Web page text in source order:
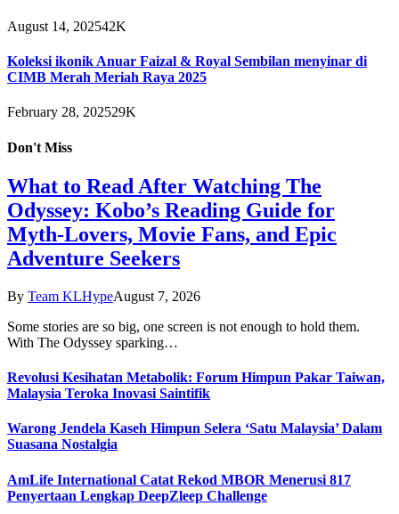
August 14, 202542K
Koleksi ikonik Anuar Faizal & Royal Sembilan menyinar di
CIMB Merah Meriah Raya 2025
February 28, 202529K
Don't Miss
What to Read After Watching The
Odyssey: Kobo’s Reading Guide for
Myth-Lovers, Movie Fans, and Epic
Adventure Seekers
By Team KLHypeAugust 7, 2026
Some stories are so big, one screen is not enough to hold them.
With The Odyssey sparking…
Revolusi Kesihatan Metabolik: Forum Himpun Pakar Taiwan,
Malaysia Teroka Inovasi Saintifik
Warong Jendela Kaseh Himpun Selera ‘Satu Malaysia’ Dalam
Suasana Nostalgia
AmLife International Catat Rekod MBOR Menerusi 817
Penyertaan Lengkap DeepZleep Challenge